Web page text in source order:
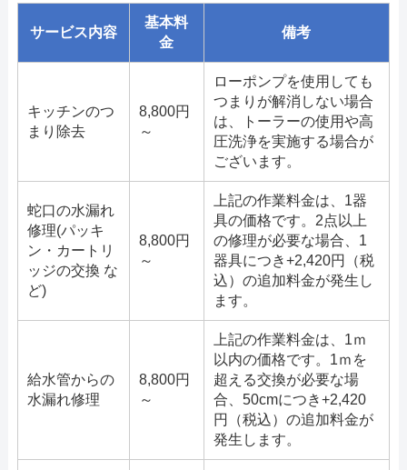
サービス内容
基本料
金
備考
キッチンのつ
まり除去
8,800円
～
ローポンプを使用しても
つまりが解消しない場合
は、トーラーの使用や高
圧洗浄を実施する場合が
ございます。
蛇口の水漏れ
修理(パッキ
ン・カートリ
ッジの交換 な
ど)
8,800円
～
上記の作業料金は、1器
具の価格です。2点以上
の修理が必要な場合、1
器具につき+2,420円（税
込）の追加料金が発生し
ます。
給水管からの
水漏れ修理
8,800円
～
上記の作業料金は、1ｍ
以内の価格です。1ｍを
超える交換が必要な場
合、50cmにつき+2,420
円（税込）の追加料金が
発生します。